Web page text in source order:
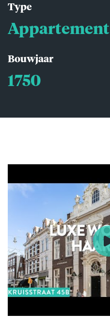
Type
Appartement
Bouwjaar
1750